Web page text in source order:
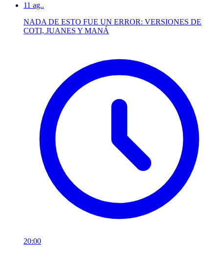
11 ag..
NADA DE ESTO FUE UN ERROR: VERSIONES DE
COTI, JUANES Y MANÁ
20:00